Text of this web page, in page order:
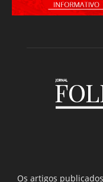
Os artigos